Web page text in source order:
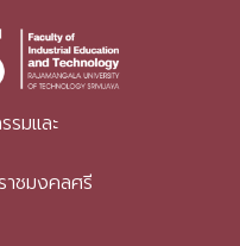
มและ
าชมงคลศรี